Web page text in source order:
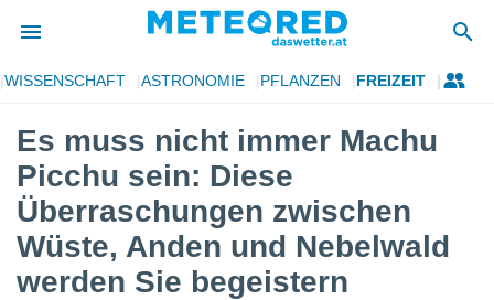
wurde
dass
von
WISSENSCHAFT ASTRONOMIE PFLANZEN FREIZEIT
Es muss nicht immer Machu
Picchu sein: Diese
Überraschungen zwischen
Wüste, Anden und Nebelwald
werden Sie begeistern